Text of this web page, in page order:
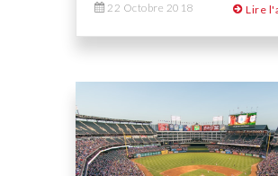
22 Octobre 2018 Lire